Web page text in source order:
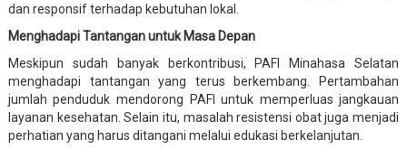
dan responsif terhadap kebutuhan lokal.
Menghadapi Tantangan untuk Masa Depan
Meskipun sudah banyak berkontribusi, PAFI Minahasa Selatan
menghadapi tantangan yang terus berkembang. Pertambahan
jumlah penduduk mendorong PAFI untuk memperluas jangkauan
layanan kesehatan. Selain itu, masalah resistensi obat juga menjadi
perhatian yang harus ditangani melalui edukasi berkelanjutan.